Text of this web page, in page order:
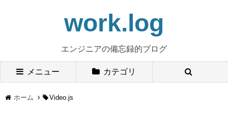
work.log
エンジニアの備忘録的ブログ
メニュー カテゴリ
ホーム Video.js